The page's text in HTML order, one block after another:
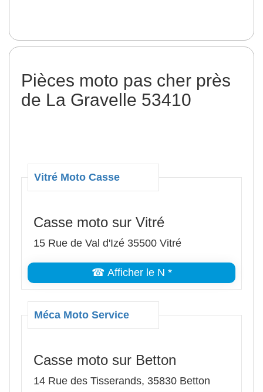
Pièces moto pas cher près
de La Gravelle 53410
Vitré Moto Casse
Casse moto sur Vitré
15 Rue de Val d'Izé 35500 Vitré
☎ Afficher le N *
Méca Moto Service
Casse moto sur Betton
14 Rue des Tisserands, 35830 Betton